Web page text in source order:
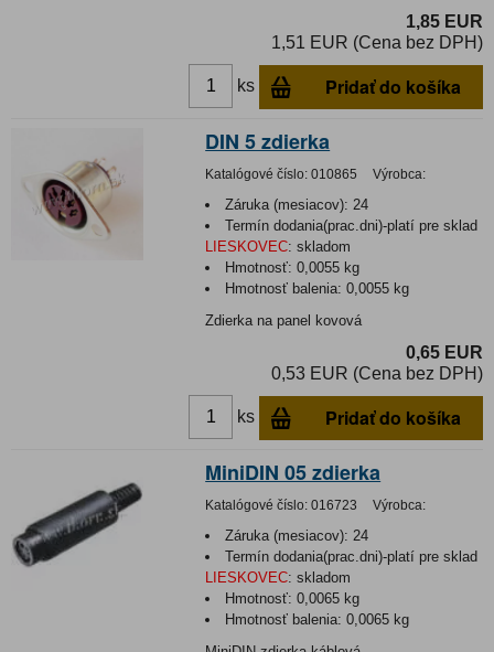
1,85 EUR
1,51 EUR (Cena bez DPH)
ks Pridať do košíka
DIN 5 zdierka
Katalógové číslo: 010865 Výrobca:
Záruka (mesiacov): 24
Termín dodania(prac.dni)-platí pre sklad
LIESKOVEC: skladom
Hmotnosť:0,0055 kg
Hmotnosť balenia:0,0055 kg
Zdierka na panel kovová
0,65 EUR
0,53 EUR (Cena bez DPH)
ks Pridať do košíka
MiniDIN 05 zdierka
Katalógové číslo: 016723 Výrobca:
Záruka (mesiacov): 24
Termín dodania(prac.dni)-platí pre sklad
LIESKOVEC: skladom
Hmotnosť:0,0065 kg
Hmotnosť balenia:0,0065 kg